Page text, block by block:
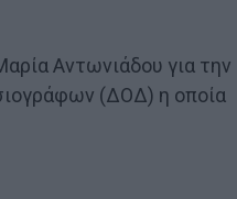
Αντωνιάδου για την
(ΔΟΔ) η οποία